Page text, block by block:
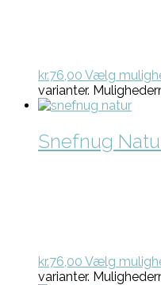
kr.76,00 Vælg
varianter.
Snefnug
kr.76,00 Vælg
varianter.